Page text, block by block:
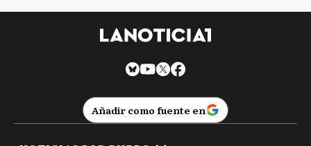
Añadir como fuente en